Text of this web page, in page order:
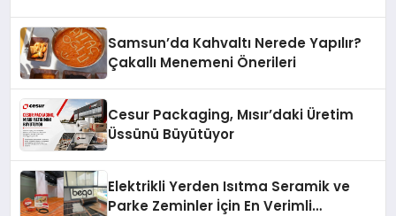
Samsun’da Kahvaltı Nerede Yapılır?
Çakallı Menemeni Önerileri
Cesur Packaging, Mısır’daki Üretim
Üssünü Büyütüyor
Elektrikli Yerden Isıtma Seramik ve
Parke Zeminler İçin En Verimli